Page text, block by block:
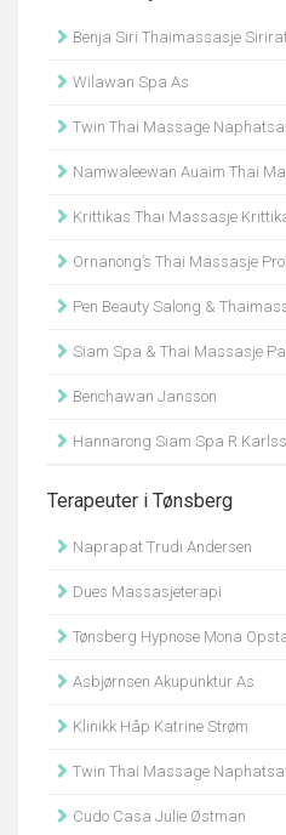
Benja Siri Thaimassasje
Wilawan Spa As
Twin Thai Massage
Namwaleewan Auaim Thai
Krittikas Thai Massasje
Ornanong’s Thai Massasje
Pen Beauty Salong &
Siam Spa & Thai Massasje
Benchawan Jansson
Hannarong Siam Spa R
Terapeuter i Tønsberg
Naprapat Trudi Andersen
Dues Massasjeterapi
Tønsberg Hypnose Mona
Asbjørnsen Akupunktur As
Klinikk Håp Katrine Strøm
Twin Thai Massage
Cudo Casa Julie Østman